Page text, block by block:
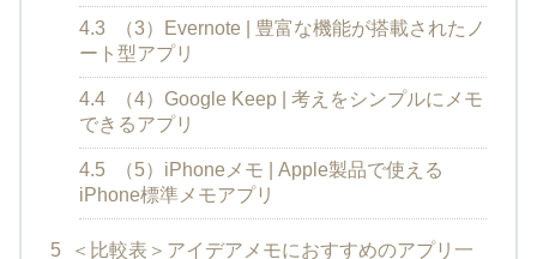
4.3
（3）Evernote | 豊富な機能が搭載されたノ
ート型アプリ
4.4
（4）Google Keep | 考えをシンプルにメモ
できるアプリ
4.5
（5）iPhoneメモ | Apple製品で使える
iPhone標準メモアプリ
5
＜比較表＞アイデアメモにおすすめのアプリ一